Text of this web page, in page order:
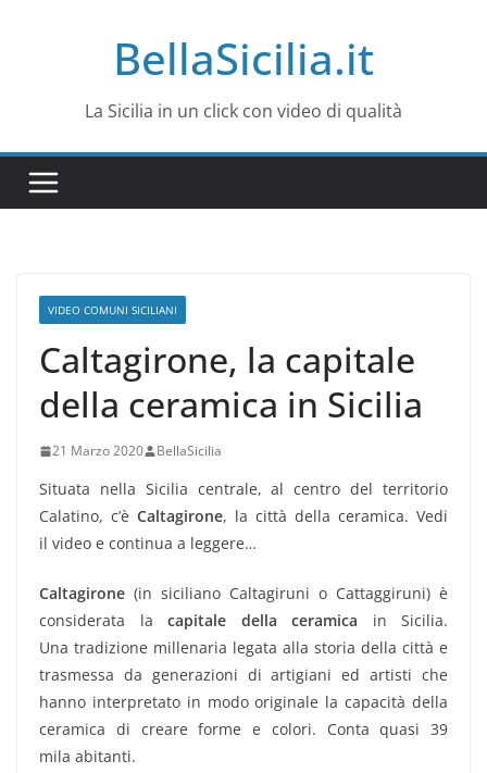
BellaSicilia.it
La Sicilia in un click con video di qualità
VIDEO COMUNI SICILIANI
Caltagirone, la capitale
della ceramica in Sicilia
21 Marzo 2020 BellaSicilia
Situata nella Sicilia centrale, al centro del territorio
Calatino, c’è Caltagirone, la città della ceramica. Vedi
il video e continua a leggere…
Caltagirone (in siciliano Caltagiruni o Cattaggiruni) è
considerata la capitale della ceramica in Sicilia.
Una tradizione millenaria legata alla storia della città e
trasmessa da generazioni di artigiani ed artisti che
hanno interpretato in modo originale la capacità della
ceramica di creare forme e colori. Conta quasi 39
mila abitanti.